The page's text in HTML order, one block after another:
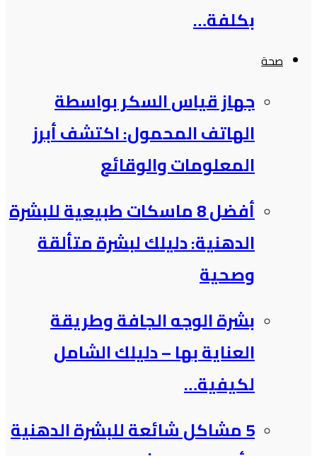
بكلفة…
صحة
جهاز قياس السكر بواسطة
الهاتف المحمول: اكتشف أبرز
المعلومات والوقائع
أفضل 8 ماسكات طبيعية للبشرة
الدهنية: دليلك لبشرة متألقة
وصحية
بشرة الوجه الجافة وطريقة
العناية بها – دليلك الشامل
لكيفية…
5 مشاكل شائعة للبشرة الدهنية